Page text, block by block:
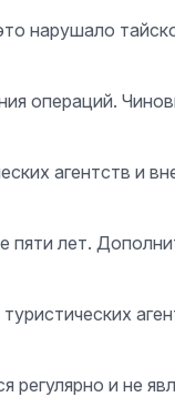
нарушало
операций.
агентств и
лет.
регулярно и не